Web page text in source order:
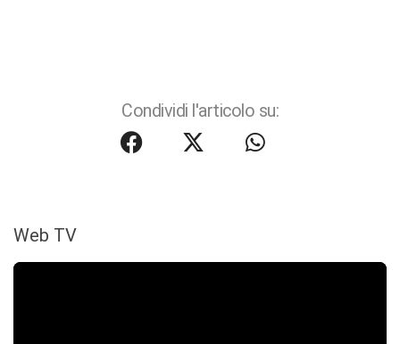
Condividi l'articolo su:
Web TV